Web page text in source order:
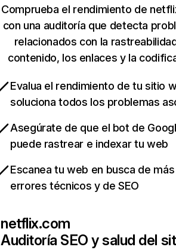
Comprueba el rendimiento de
con una auditoría que detecta
relacionados con la
contenido, los enlaces y la
Evalua el rendimiento de tu sitio
soluciona todos los problemas
Asegúrate de que el bot de
puede rastrear e indexar tu web
Escanea tu web en busca de
errores técnicos y de SEO
netflix.com
Auditoría SEO y salud del